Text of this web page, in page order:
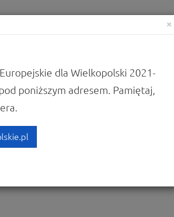
×
dla Wielkopolski 2021-
poniższym adresem. Pamiętaj,